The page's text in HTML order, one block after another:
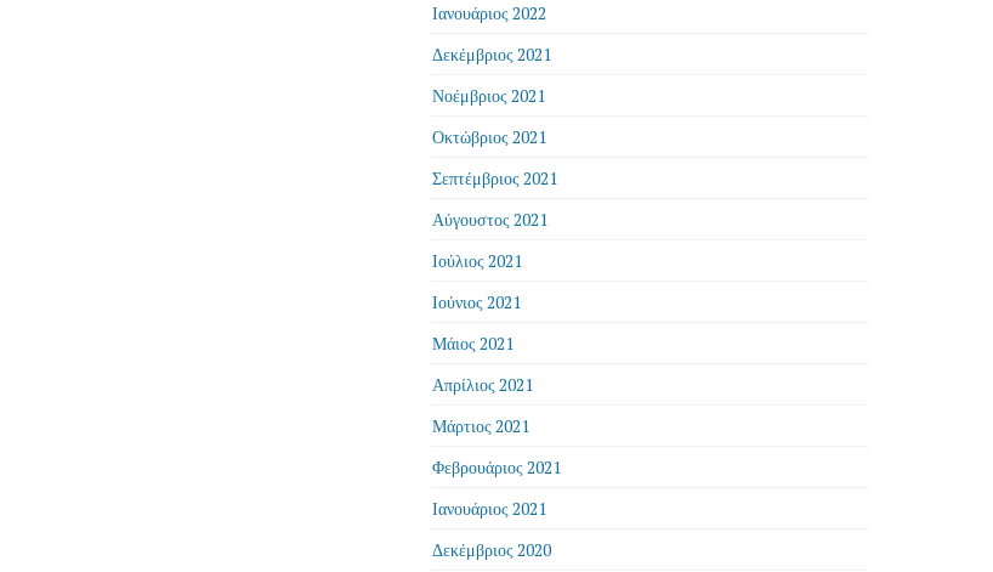
Ιανουάριος 2022
Δεκέμβριος 2021
Νοέμβριος 2021
Οκτώβριος 2021
Σεπτέμβριος 2021
Αύγουστος 2021
Ιούλιος 2021
Ιούνιος 2021
Μάιος 2021
Απρίλιος 2021
Μάρτιος 2021
Φεβρουάριος 2021
Ιανουάριος 2021
Δεκέμβριος 2020